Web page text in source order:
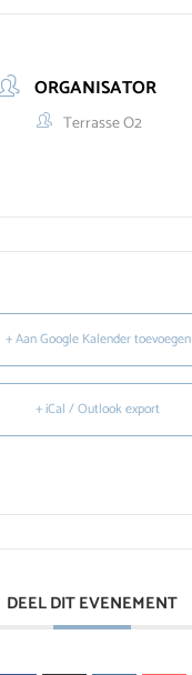
ORGANISATOR
Terrasse O2
+ Aan Google Kalender toevoegen
+ iCal / Outlook export
DEEL DIT EVENEMENT